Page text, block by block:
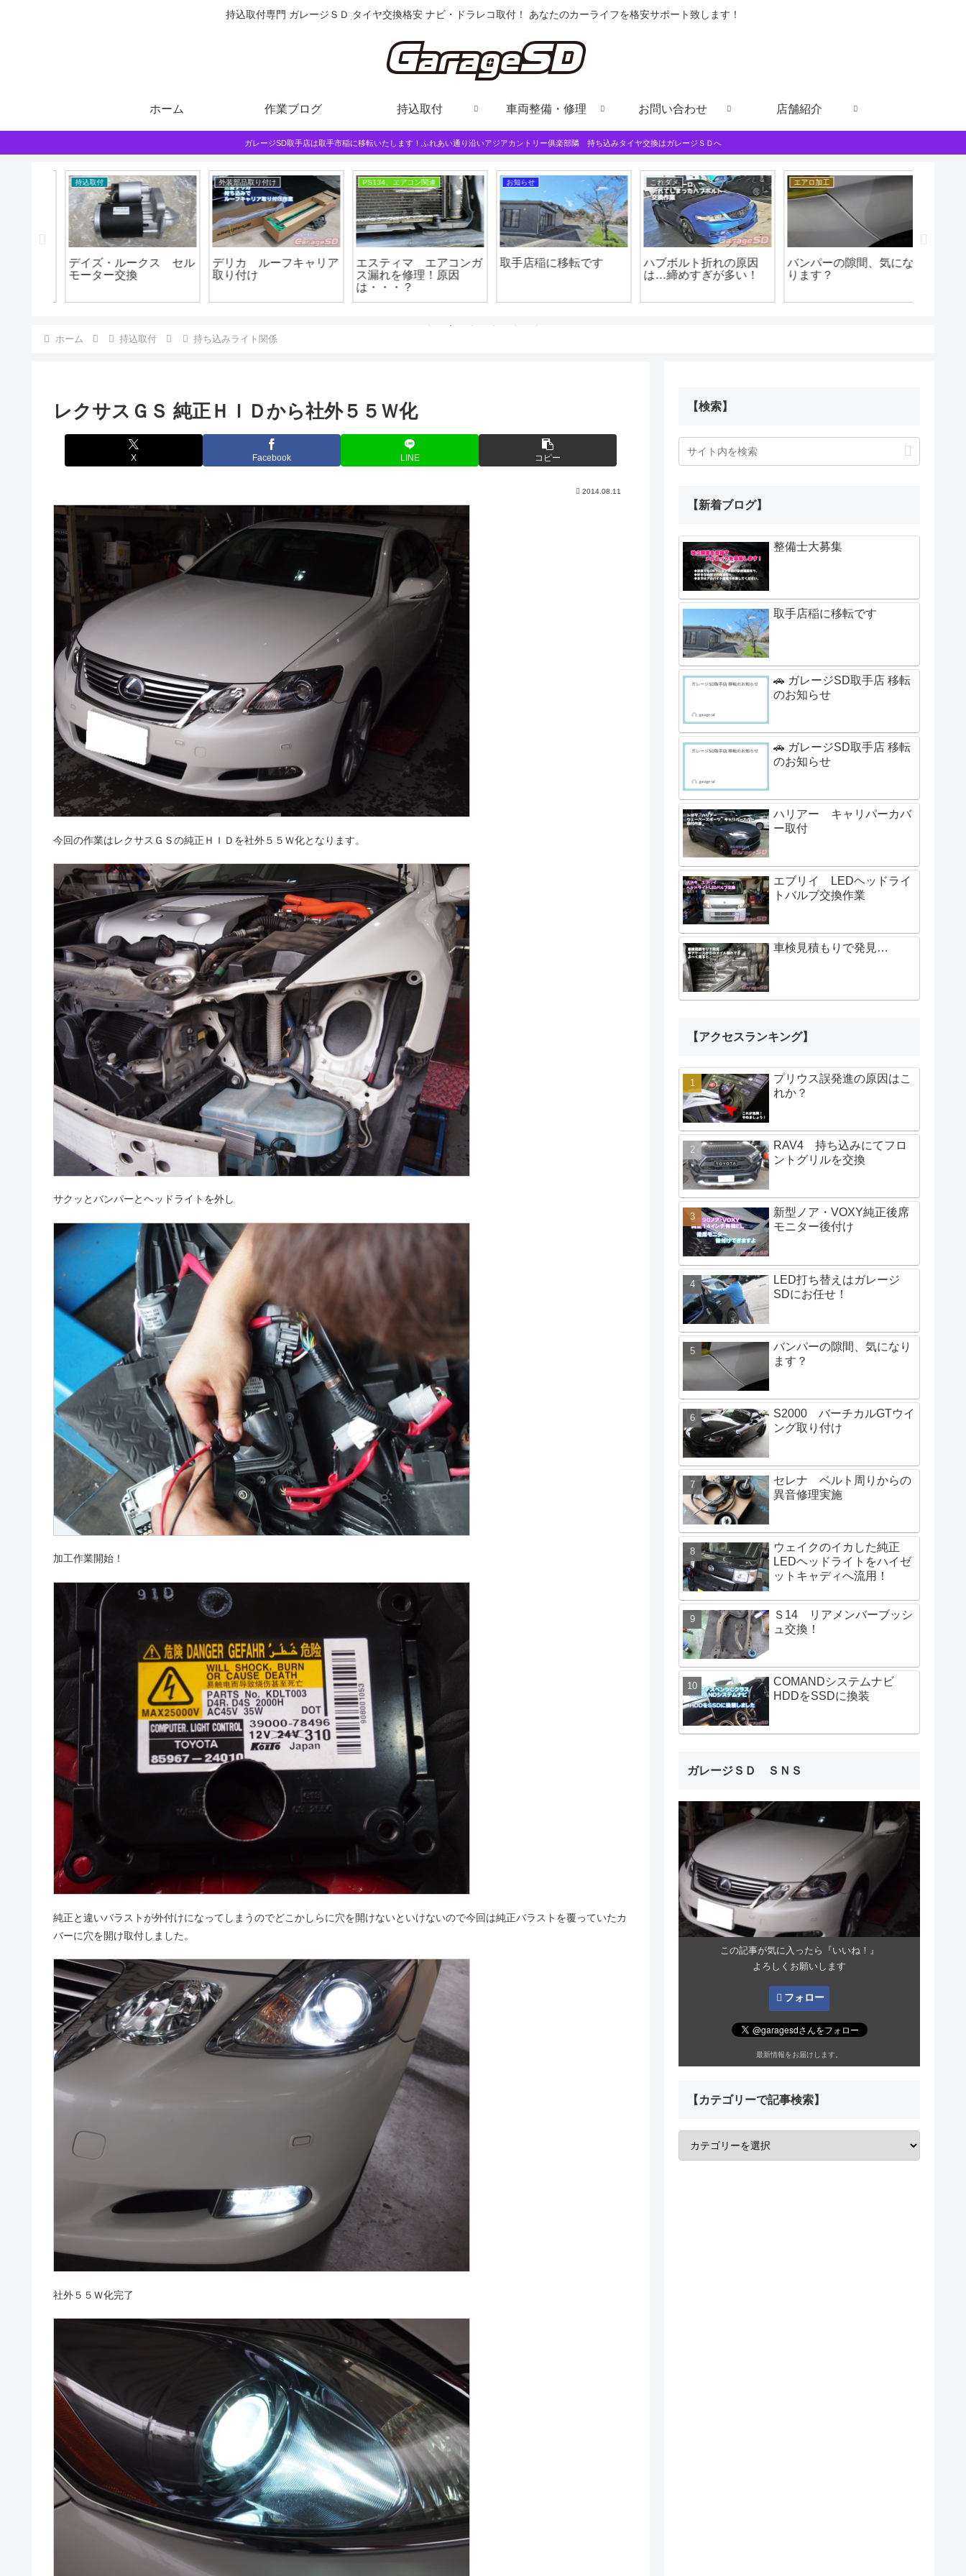
持込取付専門 ガレージＳＤ タイヤ交換格安 ナビ・ドラレコ取付！ あなたのカーライフを格安サポート致します！
ホーム 作業ブログ 持込取付 車両整備・修理 お問い合わせ 店舗紹介
ガレージSD取手店は取手市稲に移転いたします！ふれあい通り沿いアジアカントリー俱楽部隣 持ち込みタイヤ交換はガレージＳＤへ
持込取付
デイズ・ルークス セル
モーター交換
外装部品取り付け
デリカ ルーフキャリア
取り付け
PS134、エアコン関連
エスティマ エアコンガ
ス漏れを修理！原因
は・・・？
お知らせ
取手店稲に移転です
これダメ
ハブボルト折れの原因
は…締めすぎが多い！
エアロ加工
バンパーの隙間、気にな
ります？
ホーム 持込取付 持ち込みライト関係
レクサスＧＳ 純正ＨＩＤから社外５５Ｗ化
X Facebook LINE コピー
2014.08.11
今回の作業はレクサスＧＳの純正ＨＩＤを社外５５Ｗ化となります。
サクッとバンパーとヘッドライトを外し
加工作業開始！
純正と違いバラストが外付けになってしまうのでどこかしらに穴を開けないといけないので今回は純正バラストを覆っていたカ
バーに穴を開け取付しました。
社外５５Ｗ化完了
【検索】
【新着ブログ】
整備士大募集
取手店稲に移転です
🚗 ガレージSD取手店 移転
のお知らせ
🚗 ガレージSD取手店 移転
のお知らせ
ハリアー キャリパーカバ
ー取付
エブリイ LEDヘッドライ
トバルブ交換作業
車検見積もりで発見…
【アクセスランキング】
プリウス誤発進の原因はこ
れか？
RAV4 持ち込みにてフロ
ントグリルを交換
新型ノア・VOXY純正後席
モニター後付け
LED打ち替えはガレージ
SDにお任せ！
バンパーの隙間、気になり
ます？
S2000 バーチカルGTウイ
ング取り付け
セレナ ベルト周りからの
異音修理実施
ウェイクのイカした純正
LEDヘッドライトをハイゼ
ットキャディへ流用！
Ｓ14 リアメンバーブッシ
ュ交換！
COMANDシステムナビ
HDDをSSDに換装
ガレージＳＤ ＳＮＳ
この記事が気に入ったら『いいね！』
よろしくお願いします
フォロー
最新情報をお届けします。
【カテゴリーで記事検索】